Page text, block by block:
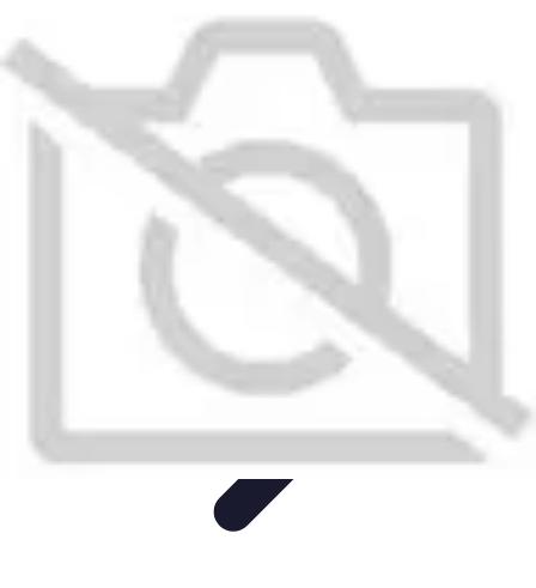
Musique et Animation
Rituels et Traditions
Culturelles
Organisation de Mariage
Mariage et Union